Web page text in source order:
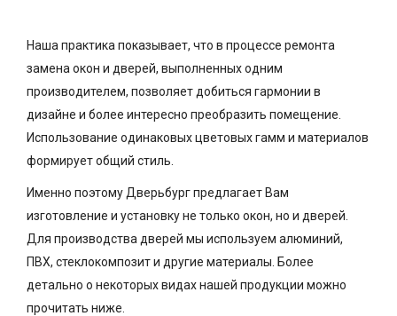
Наша практика показывает, что в процессе ремонта
замена окон и дверей, выполненных одним
производителем, позволяет добиться гармонии в
дизайне и более интересно преобразить помещение.
Использование одинаковых цветовых гамм и материалов
формирует общий стиль.
Именно поэтому Дверьбург предлагает Вам
изготовление и установку не только окон, но и дверей.
Для производства дверей мы используем алюминий,
ПВХ, стеклокомпозит и другие материалы. Более
детально о некоторых видах нашей продукции можно
прочитать ниже.